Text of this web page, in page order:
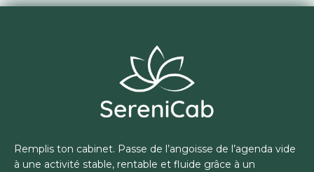
Remplis ton cabinet. Passe de l’angoisse de l’agenda vide
à une activité stable, rentable et fluide grâce à un